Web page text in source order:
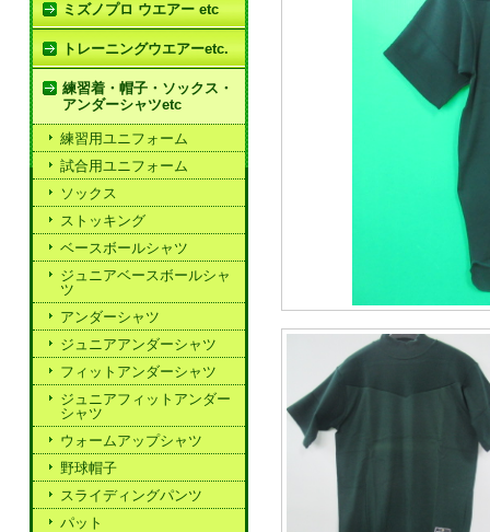
ミズノプロ ウエアー etc
トレーニングウエアーetc.
練習着・帽子・ソックス・
アンダーシャツetc
練習用ユニフォーム
試合用ユニフォーム
ソックス
ストッキング
ベースボールシャツ
ジュニアベースボールシャ
ツ
アンダーシャツ
ジュニアアンダーシャツ
フィットアンダーシャツ
ジュニアフィットアンダー
シャツ
ウォームアップシャツ
野球帽子
スライディングパンツ
パット